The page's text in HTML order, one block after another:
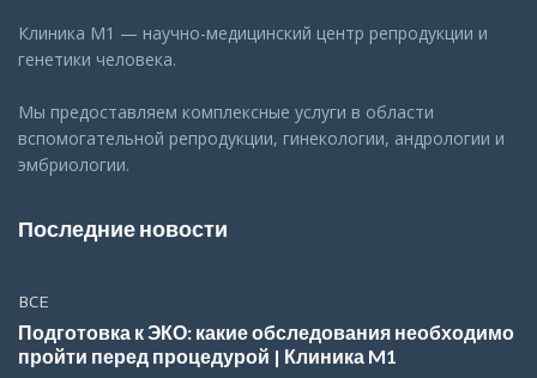
Клиника М1 — научно-медицинский центр репродукции и
генетики человека.
Мы предоставляем комплексные услуги в области
вспомогательной репродукции, гинекологии, андрологии и
эмбриологии.
Последние новости
ВСЕ
Подготовка к ЭКО: какие обследования необходимо
пройти перед процедурой | Клиника M1